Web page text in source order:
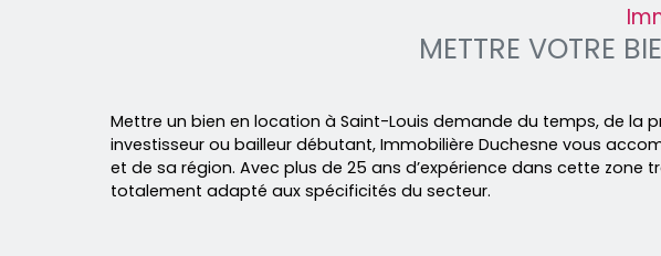
METTRE VOTRE
Mettre un bien en location à Saint-Louis demande du temps, de la
investisseur ou bailleur débutant, Immobilière Duchesne vous
et de sa région. Avec plus de 25 ans d’expérience dans cette
totalement adapté aux spécificités du secteur.